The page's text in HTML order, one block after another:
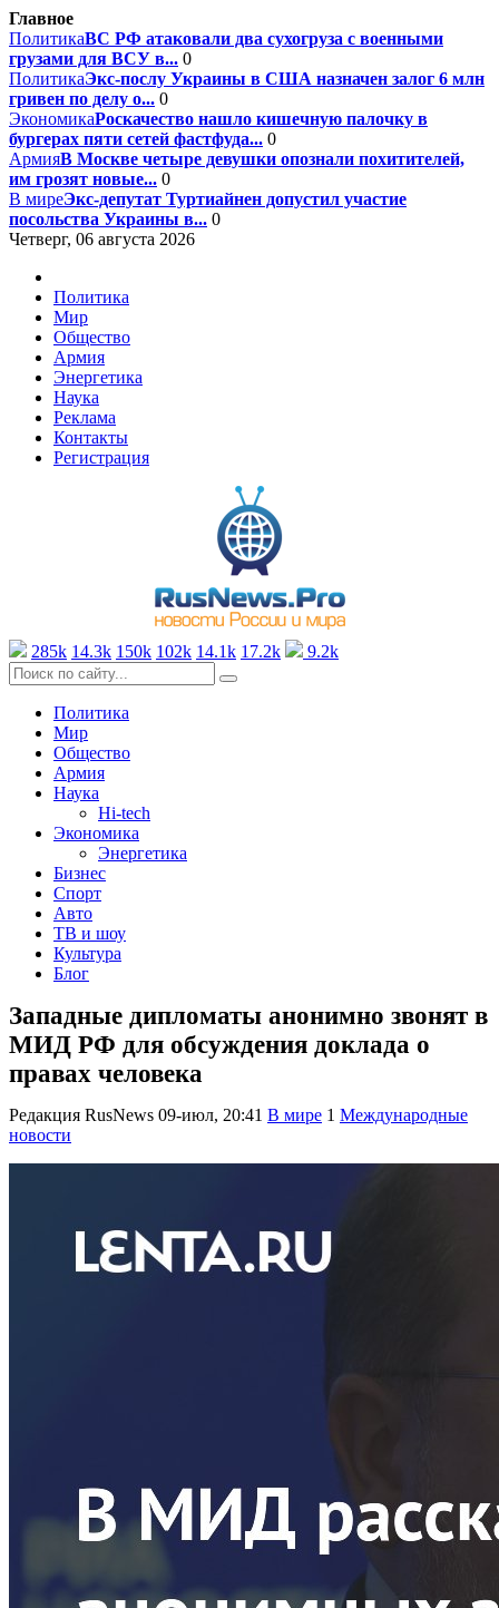
Главное
ПолитикаВС РФ атаковали два сухогруза с военными
грузами для ВСУ в... 0
ПолитикаЭкс-послу Украины в США назначен залог 6 млн
гривен по делу о... 0
ЭкономикаРоскачество нашло кишечную палочку в
бургерах пяти сетей фастфуда... 0
АрмияВ Москве четыре девушки опознали похитителей,
им грозят новые... 0
В миреЭкс-депутат Туртиайнен допустил участие
посольства Украины в... 0
Четверг, 06 августа 2026
Политика
Мир
Общество
Армия
Энергетика
Наука
Реклама
Контакты
Регистрация
285k 14.3k 150k 102k 14.1k 17.2k 9.2k
Политика
Мир
Общество
Армия
Наука
Hi-tech
Экономика
Энергетика
Бизнес
Спорт
Авто
ТВ и шоу
Культура
Блог
Западные дипломаты анонимно звонят в
МИД РФ для обсуждения доклада о
правах человека
Редакция RusNews 09-июл, 20:41 В мире 1 Международные
новости